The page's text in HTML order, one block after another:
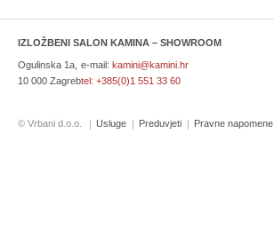
IZLOŽBENI SALON KAMINA – SHOWROOM
Ogulinska 1a,
10 000 Zagreb
e-mail: kamini@kamini.hr
tel: +385(0)1 551 33 60
© Vrbani d.o.o. Usluge Preduvjeti Pravne napomene